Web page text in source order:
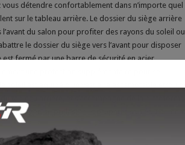
détendre confortablement dans n’importe quel
sur le tableau arrière. Le dossier du siège arrière
du salon pour profiter des rayons du soleil ou
le dossier du siège vers l’avant pour disposer
est fermé par une barre de sécurité en acier
une protection supplémentaire pour se
est équipé d’un vestiaire escamotable et/ou de
tableau arrière, et s’accompagne de la plateforme
nager, se prélasser et préparer son équipement